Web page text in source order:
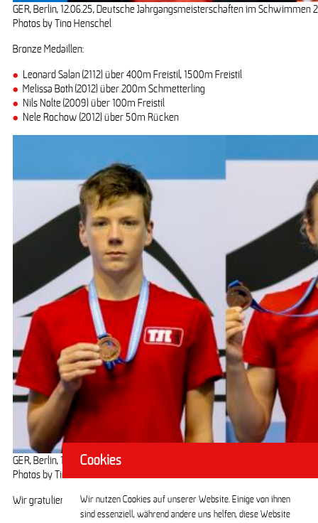
GER, Berlin, 12.06.25, Deutsche Jahrgangsmeisterschaften im Schwimmen
Photos by Tino Henschel
Bronze Medaillen:
Leonard Salan (2112) über 400m Freistil, 1500m Freistil
Melissa Both (2012) über 200m Schmetterling
Nils Nolte (2009) über 100m Freistil
Nele Rochow (2012) über 50m Rücken
GER, Berlin, 11.06.25, Deutsche Jahrgangsmeisterschaften im Schwimmen
Photos by Tino Henschel
Wir gratulieren allen Teilnehmern zu ihren Erfolgen!
Cookies
Wir nutzen Cookies auf unserer Website. Einige von ihnen
sind essenziell, während andere uns helfen, diese Website